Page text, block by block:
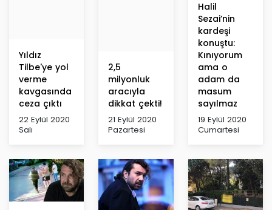
Yıldız
Tilbe'ye yol
verme
kavgasında
ceza çıktı
22 Eylül 2020
Salı
2,5
milyonluk
aracıyla
dikkat çekti!
21 Eylül 2020
Pazartesi
Halil
Sezai’nin
kardeşi
konuştu:
Kınıyorum
ama o
adam da
masum
sayılmaz
19 Eylül 2020
Cumartesi